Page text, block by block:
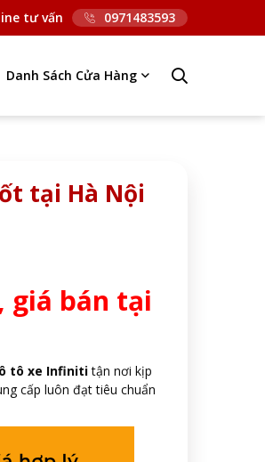
tư vấn 0971483593
Danh Sách Cửa Hàng
tại Hà Nội
giá bán tại
tô xe Infinititận nơi kịp
cấp luôn đạt tiêu chuẩn